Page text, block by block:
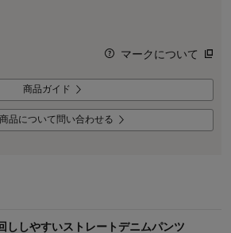
マークについて
商品ガイド
品について問い合わせる
ししやすいストレートデニムパンツ